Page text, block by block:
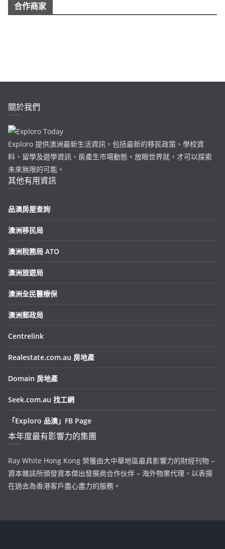
合作商家
關於我們
Exploro 提供澳洲最新生活資訊，包括最新的移民政策、學校資
料、留學及遊學資訊、房產生市場動態。放眼世界就，才可以探索
未來無限的可能。
其他有用資訊
品澳房屋查詢
澳洲移民局
澳洲稅務局 ATO
澳洲旅遊局
澳洲全民醫療保
澳洲郵政局
Centrelink
Realestate.com.au 房地產
Domain 房地產
Seek.com.au 找工網
「Exploro 品澳」FB Page
本年度最有影響力的集團
Ray White Hong Kong 榮獲由大中華地區最具影響力的財經刊物 –
資本雜誌所頒發資本傑出發展商合作伙伴 – 海外物業代理，以表揚
在過去為香港客戶盡心盡力的服務。